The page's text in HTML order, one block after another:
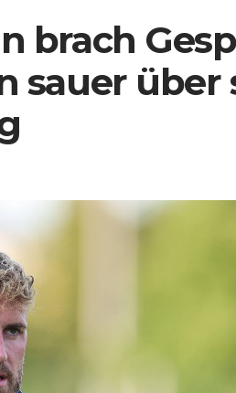
brach
sauer über